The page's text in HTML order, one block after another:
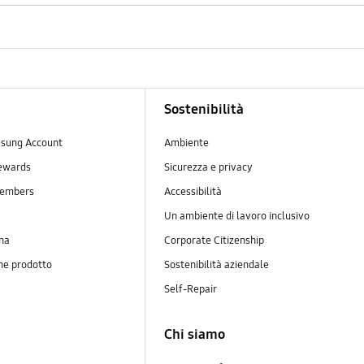
Account
prodotto
Sostenibilità
Ambiente
Sicurezza e privacy
Accessibilità
Un ambiente di lavoro inclusivo
Corporate Citizenship
Sostenibilità aziendale
Self-Repair
Chi siamo